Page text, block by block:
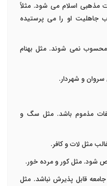
اسلام می شود. مثلاً
جاهلیت او را می پرستیده
نمی شوند. مثل بهنام
و شهردار.
مذموم باشد. مثل سگ و
مثل لات و کافر.
شود. مثل کور و مرده خور.
قابل پذیرش نباشد. مثل